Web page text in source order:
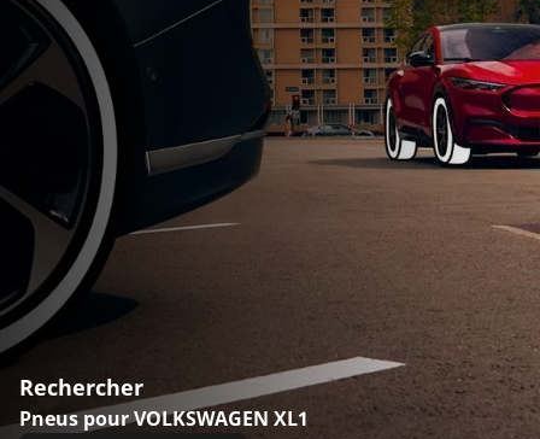
Rechercher
Pneus pour VOLKSWAGEN XL1